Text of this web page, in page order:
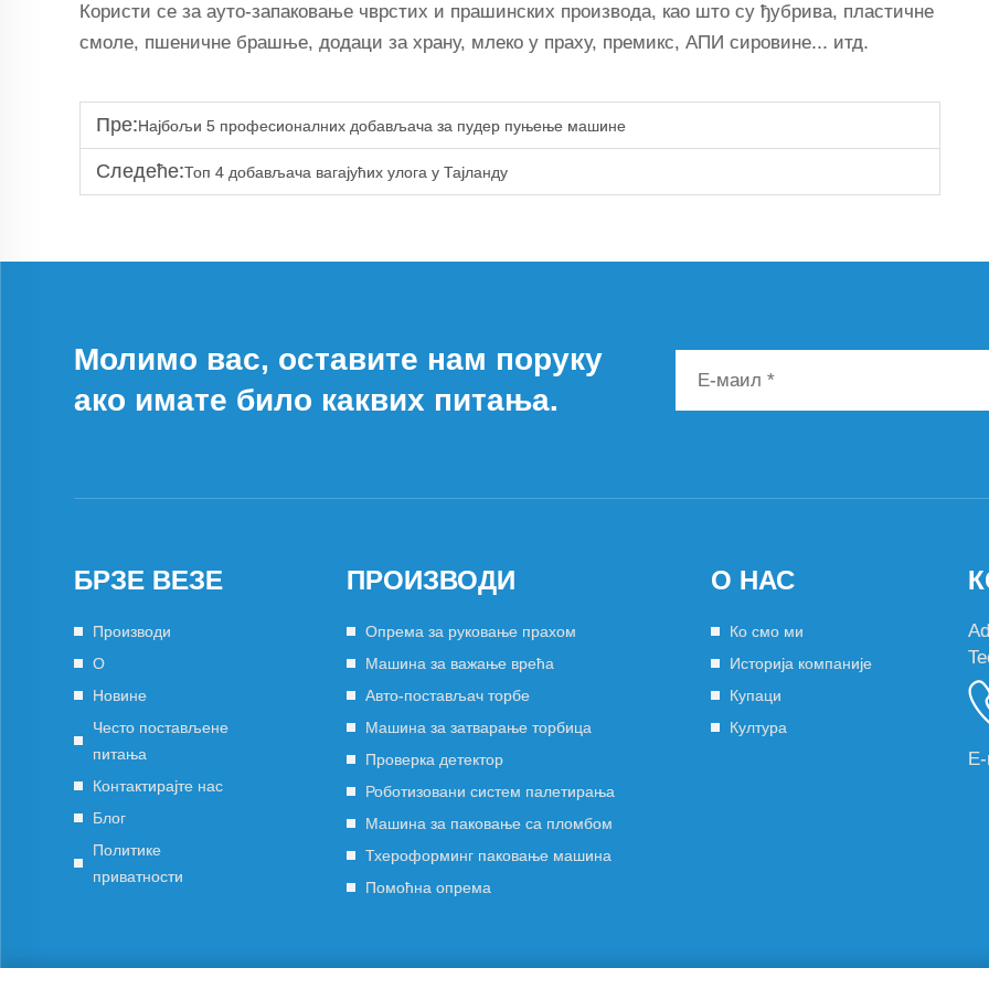
Користи се за ауто-запаковање чврстих и прашинских производа, као што су ђубрива, пластичне
смоле, пшеничне брашње, додаци за храну, млеко у праху, премикс, АПИ сировине... итд.
Пре:Најбољи 5 професионалних добављача за пудер пуњење машине
Следеће:Топ 4 добављача вагајућих улога у Тајланду
Молимо вас, оставите нам поруку
ако имате било каквих питања.
БРЗЕ ВЕЗЕ
Производи
О
Новине
Често постављене
питања
Контактирајте нас
Блог
Политике
приватности
ПРОИЗВОДИ
Опрема за руковање прахом
Машина за важање врећа
Авто-постављач торбе
Машина за затварање торбица
Проверка детектор
Роботизовани систем палетирања
Машина за паковање са пломбом
Тхероформинг паковање машина
Помоћна опрема
О НАС
Ко смо ми
Историја компаније
Купаци
Култура